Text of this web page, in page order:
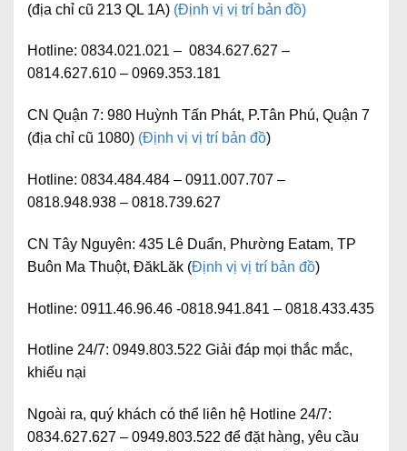
(địa chỉ cũ 213 QL 1A) (Định vị vị trí bản đồ)
Hotline: 0834.021.021 – 0834.627.627 –
0814.627.610 – 0969.353.181
CN Quận 7: 980 Huỳnh Tấn Phát, P.Tân Phú, Quận 7
(địa chỉ cũ 1080) (Định vị vị trí bản đồ)
Hotline: 0834.484.484 – 0911.007.707 –
0818.948.938 – 0818.739.627
CN Tây Nguyên: 435 Lê Duẩn, Phường Eatam, TP
Buôn Ma Thuột, ĐăkLăk (Định vị vị trí bản đồ)
Hotline: 0911.46.96.46 -0818.941.841 – 0818.433.435
Hotline 24/7: 0949.803.522 Giải đáp mọi thắc mắc,
khiếu nại
Ngoài ra, quý khách có thể liên hệ Hotline 24/7:
0834.627.627 – 0949.803.522 để đặt hàng, yêu cầu